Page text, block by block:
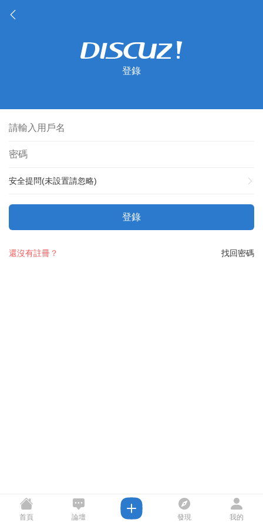
登錄
安全提問(未設置請忽略)
登錄
找回密碼
還沒有註冊？
首頁 論壇 發現 我的